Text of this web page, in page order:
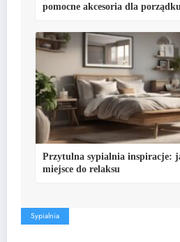
pomocne akcesoria dla porządku
Przytulna sypialnia inspiracje:
miejsce do relaksu
Sypialnia